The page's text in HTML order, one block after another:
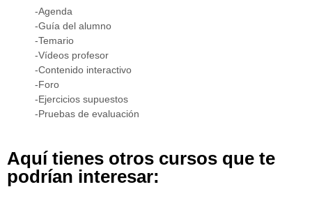
-Agenda
-Guía del alumno
-Temario
-Vídeos profesor
-Contenido interactivo
-Foro
-Ejercicios supuestos
-Pruebas de evaluación
Aquí tienes otros cursos que te
podrían interesar: